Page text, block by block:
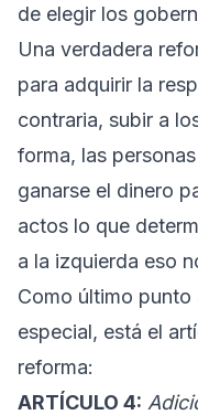
de elegir los
Una verdadera
para adquirir la
contraria, subir a
forma, las
ganarse el dinero
actos lo que
a la izquierda eso
Como último punto
especial, está el
reforma:
ARTÍCULO 4: